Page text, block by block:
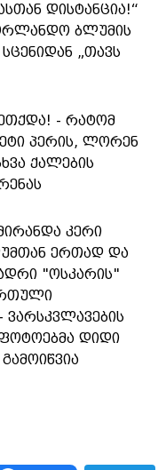
დისტანცია!“
ბლუმის
„თავს
- რატომ
პერის, ლორენ
ქალების
კერი
ერთად და
"ოსკარის"
ვარსკვლავების
დიდი